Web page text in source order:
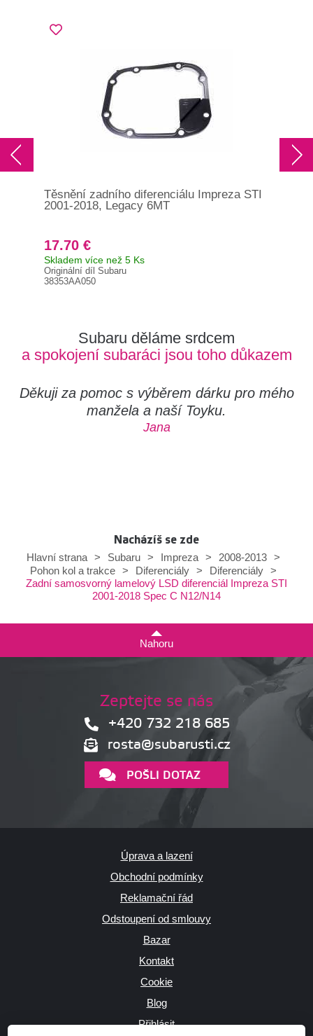
Těsnění zadního diferenciálu Impreza STI
2001-2018, Legacy 6MT
17.70 €
Skladem více než 5 Ks
Originální díl Subaru
38353AA050
Subaru děláme srdcem
a spokojení subaráci jsou toho důkazem
Děkuji za pomoc s výběrem dárku pro mého
manžela a naší Toyku.
Jana
Nacházíš se zde
Hlavní strana
> Subaru > Impreza > 2008-2013
>
Pohon kol a trakce
> Diferenciály > Diferenciály
>
Zadní samosvorný lamelový LSD diferenciál Impreza STI
2001-2018 Spec C N12/N14
Nahoru
Zeptejte se nás
+420 732 218 685
rosta@subarusti.cz
POŠLI DOTAZ
Úprava a lazení
Obchodní podmínky
Reklamační řád
Odstoupení od smlouvy
Bazar
Kontakt
Cookie
Blog
Přihlásit